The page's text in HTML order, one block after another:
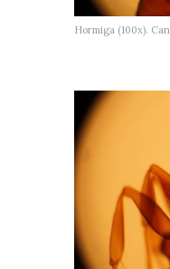
Hormiga (100x).